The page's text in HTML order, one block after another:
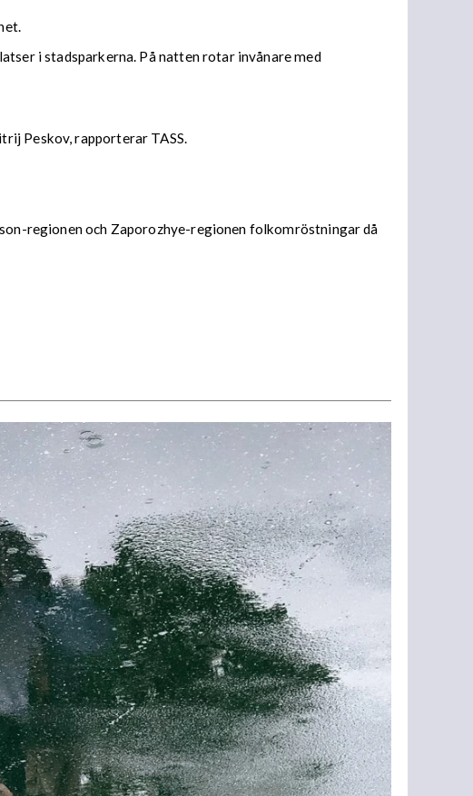
i stadsparkerna. På natten rotar invånare med
Peskov, rapporterar TASS.
regionen och Zaporozhye-regionen folkomröstningar då